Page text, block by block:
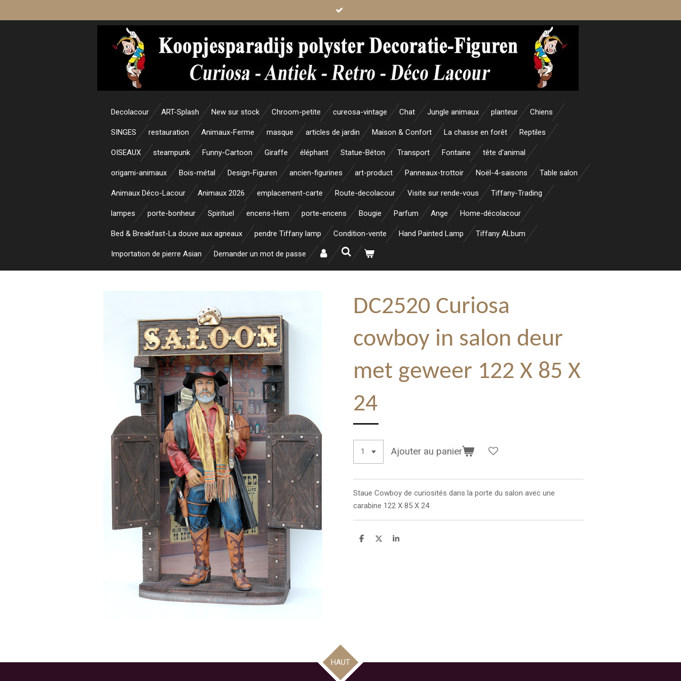
Decolacour ART-Splash New sur stock Chroom-petite cureosa-vintage Chat Jungle animaux planteur Chiens
SINGES restauration Animaux-Ferme masque articles de jardin Maison & Confort La chasse en forêt Reptiles
OISEAUX steampunk Funny-Cartoon Giraffe éléphant Statue-Béton Transport Fontaine tête d'animal
origami-animaux Bois-métal Design-Figuren ancien-figurines art-product Panneaux-trottoir Noël-4-saisons Table salon
Animaux Déco-Lacour Animaux 2026 emplacement-carte Route-decolacour Visite sur rende-vous Tiffany-Trading
lampes porte-bonheur Spirituel encens-Hem porte-encens Bougie Parfum Ange Home-décolacour
Bed & Breakfast-La douve aux agneaux pendre Tiffany lamp Condition-vente Hand Painted Lamp Tiffany ALbum
Importation de pierre Asian Demander un mot de passe
DC2520 Curiosa
cowboy in salon deur
met geweer 122 X 85 X
24
Ajouter au panier
Staue Cowboy de curiosités dans la porte du salon avec une
carabine 122 X 85 X 24
P
P
P
HAUT